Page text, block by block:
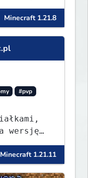
kitpvp
Minecraft 1.21.8
#pvp
wersję
Minecraft 1.21.11